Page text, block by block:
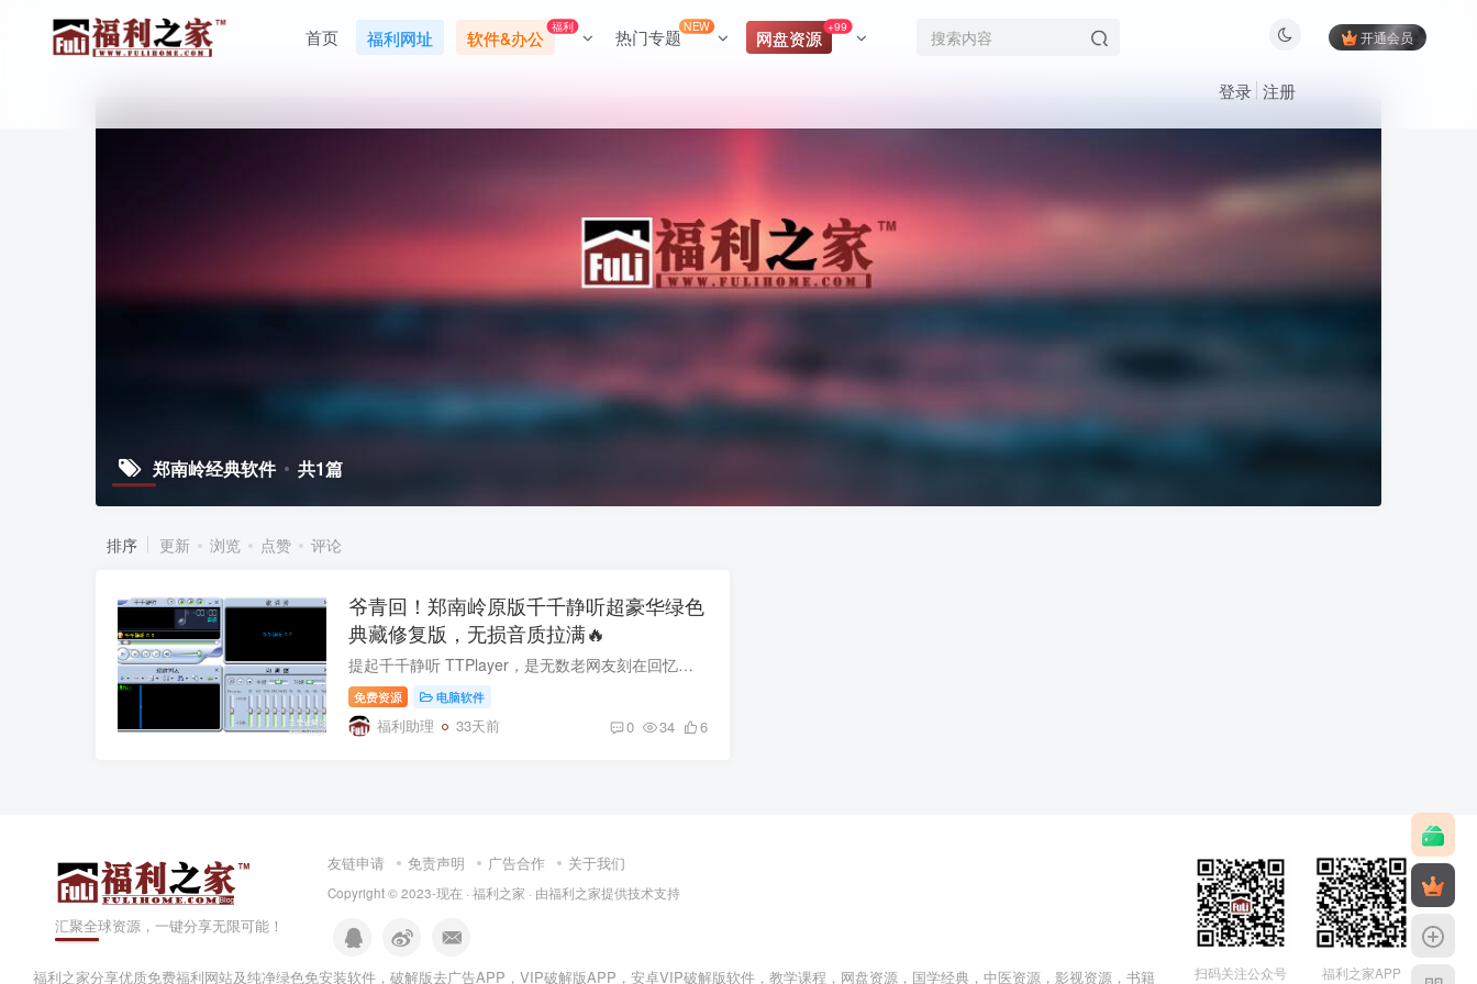
首页 福利网址 软件&办公
福利 热门专题NEW
网盘资源
+99
开通会员
登录 注册
郑南岭经典软件 共1篇
排序 更新 浏览 点赞 评论
爷青回！郑南岭原版千千静听超豪华绿色
典藏修复版，无损音质拉满🔥
提起千千静听 TTPlayer，是无数老网友刻在回忆里的本地音乐神器，由大神郑南岭独立开发，当年干净无广告、轻量化、插件自由拓展，碾压一众在线播放器。 今天给大家整理多版本整合修复典藏版，告...
免费资源 电脑软件
福利助理 33天前 0 34 6
汇聚全球资源，一键分享无限可能！
友链申请 免责声明 广告合作 关于我们
Copyright © 2023-现在 · 福利之家 · 由福利之家提供技术支持
扫码关注公众号 福利之家APP
福利之家分享优质免费福利网站及纯净绿色免安装软件 ， 破解版去广告APP ， VIP破解版APP ， 安卓VIP破解版软件 ，教学课程，网盘资源，国学经典，中医资源，影视资源，书籍